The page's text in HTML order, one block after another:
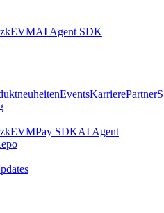
AI Agent SDK
EventsKarrierePartnerS
Pay SDKAI Agent